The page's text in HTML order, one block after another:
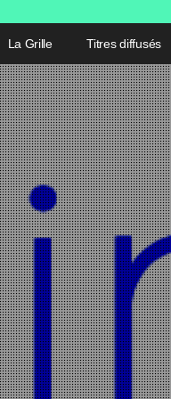
La Grille Titres diffusés